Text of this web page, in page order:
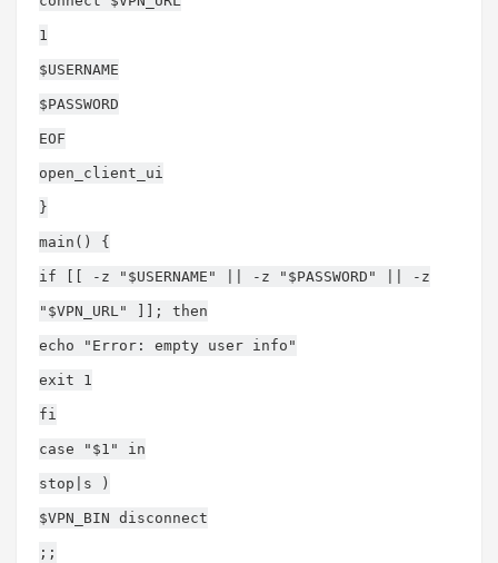
1
$USERNAME
$PASSWORD
EOF
open_client_ui
}
main() {
if [[ -z "$USERNAME" || -z "$PASSWORD" || -z
"$VPN_URL" ]]; then
echo "Error: empty user info"
exit 1
fi
case "$1" in
stop|s )
$VPN_BIN disconnect
;;